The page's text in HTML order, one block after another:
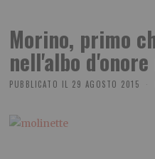
Morino, primo
nell'albo
PUBBLICATO IL 29 AGOSTO 2015